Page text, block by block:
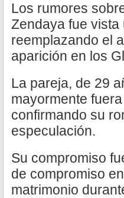
Los rumores
Zendaya fue
reemplazando el
aparición en los
La pareja, de 29
mayormente
confirmando su
especulación.
Su compromiso
de compromiso
matrimonio